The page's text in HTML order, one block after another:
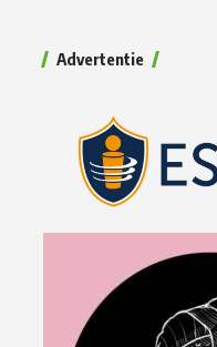
Advertentie